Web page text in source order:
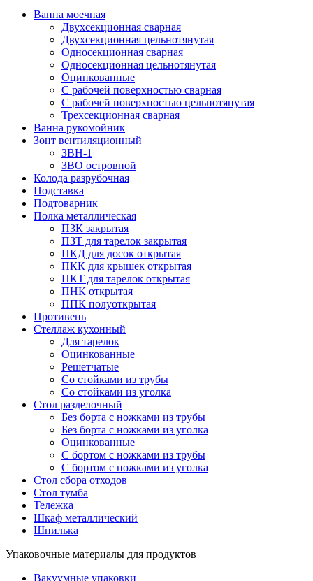
Ванна моечная
Двухсекционная сварная
Двухсекционная цельнотянутая
Односекционная сварная
Односекционная цельнотянутая
Оцинкованные
С рабочей поверхностью сварная
С рабочей поверхностью цельнотянутая
Трехсекционная сварная
Ванна рукомойник
Зонт вентиляционный
ЗВН-1
ЗВО островной
Колода разрубочная
Подставка
Подтоварник
Полка металлическая
ПЗК закрытая
ПЗТ для тарелок закрытая
ПКД для досок открытая
ПКК для крышек открытая
ПКТ для тарелок открытая
ПНК открытая
ППК полуоткрытая
Противень
Стеллаж кухонный
Для тарелок
Оцинкованные
Решетчатые
Со стойками из трубы
Со стойками из уголка
Стол разделочный
Без борта с ножками из трубы
Без борта с ножками из уголка
Оцинкованные
С бортом с ножками из трубы
С бортом с ножками из уголка
Стол сбора отходов
Стол тумба
Тележка
Шкаф металлический
Шпилька
Упаковочные материалы для продуктов
Вакуумные упаковки